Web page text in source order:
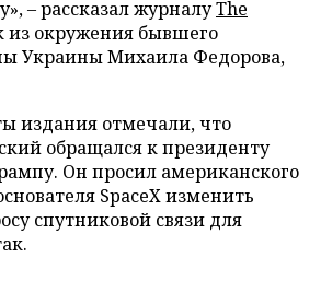
– рассказал журналуThe
из окружения бывшего
Украины Михаила Федорова,
издания отмечали, что
обращался к президенту
Он просил американского
SpaceX изменить
спутниковой связи для